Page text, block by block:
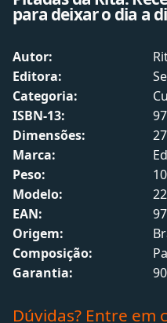
para deixar o dia a
Autor:
Editora:
Categoria:
ISBN-13:
Dimensões:
Marca:
Peso:
Modelo:
EAN:
Origem:
Composição:
Garantia:
Dúvidas? Entre em